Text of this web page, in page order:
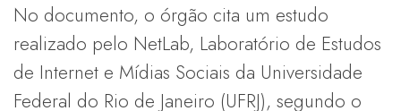
No documento, o órgão cita um estudo
realizado pelo NetLab, Laboratório de Estudos
de Internet e Mídias Sociais da Universidade
Federal do Rio de Janeiro (UFRJ), segundo o